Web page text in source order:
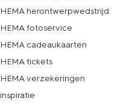
HEMA herontwerpwedstrijd
HEMA fotoservice
HEMA cadeaukaarten
HEMA tickets
HEMA verzekeringen
inspiratie